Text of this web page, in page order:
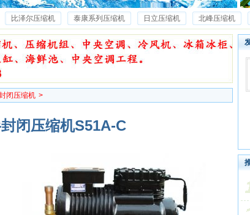
比泽尔压缩机 泰康系列压缩机 日立压缩机 北峰压缩机
雪梅压缩机 雪鹰压缩机 博客压缩机 博莱特压缩机
闭压缩机 >
闭压缩机S51A-C